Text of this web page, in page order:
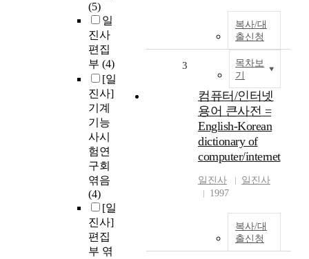
(5)
일
진사
편집
부 (4)
[일
진사]
기계
기능
사시
험연
구회
엮음
(4)
[일
진사]
편집
부 엮
복사/대
출신청
목차보
기
3
컴퓨터/인터넷
용어 큰사전 =
English-Korean
dictionary of
computer/internet
일진사
일진사
1997
복사/대
출신청